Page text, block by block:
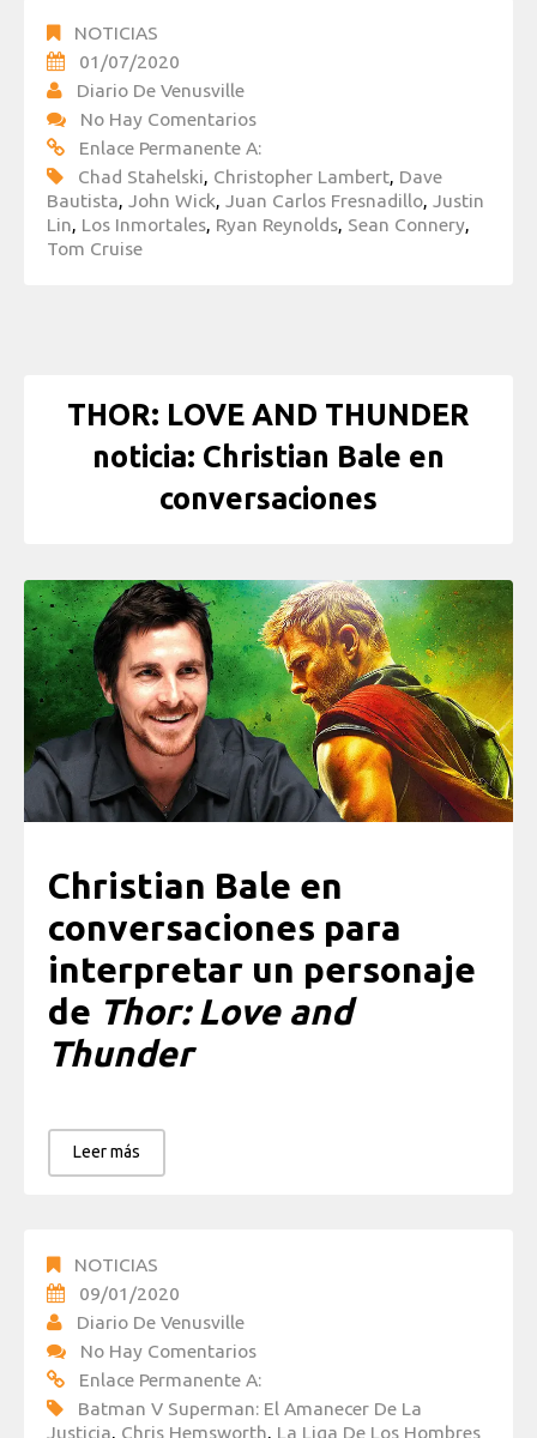
NOTICIAS
01/07/2020
Diario De Venusville
No Hay Comentarios
Enlace Permanente A:
Chad Stahelski, Christopher Lambert, Dave
Bautista, John Wick, Juan Carlos Fresnadillo, Justin
Lin, Los Inmortales, Ryan Reynolds, Sean Connery,
Tom Cruise
THOR: LOVE AND THUNDER
noticia: Christian Bale en
conversaciones
Christian Bale en
conversaciones para
interpretar un personaje
de Thor: Love and
Thunder
Leer más
NOTICIAS
09/01/2020
Diario De Venusville
No Hay Comentarios
Enlace Permanente A:
Batman V Superman: El Amanecer De La
Justicia, Chris Hemsworth, La Liga De Los Hombres